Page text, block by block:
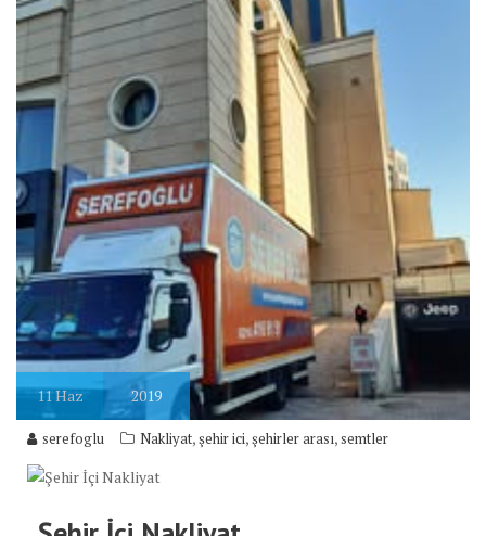
11Haz 2019
serefoglu Nakliyat,şehir ici,şehirler arası,semtler